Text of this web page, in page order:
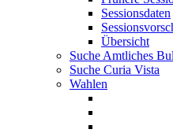
Sessionsdaten
Übersicht
Suche Amtliches
Suche Curia Vista
Wahlen